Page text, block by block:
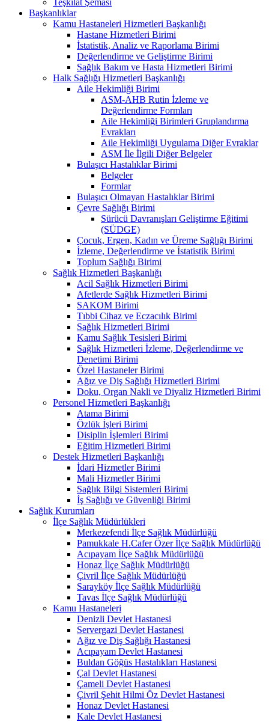
Başkanlıklar
Kamu Hastaneleri Hizmetleri Başkanlığı
Hastane Hizmetleri Birimi
İstatistik, Analiz ve Raporlama Birimi
Değerlendirme ve Geliştirme Birimi
Sağlık Bakım ve Hasta Hizmetleri Birimi
Halk Sağlığı Hizmetleri Başkanlığı
Aile Hekimliği Birimi
ASM-AHB Rutin İzleme ve
Değerlendirme Formları
Aile Hekimliği Birimleri Gruplandırma
Evrakları
Aile Hekimliği Uygulama Diğer Evraklar
ASM İle İlgili Diğer Belgeler
Bulaşıcı Hastalıklar Birimi
Belgeler
Formlar
Bulaşıcı Olmayan Hastalıklar Birimi
Çevre Sağlığı Birimi
Sürücü Davranışları Geliştirme Eğitimi
(SÜDGE)
Çocuk, Ergen, Kadın ve Üreme Sağlığı Birimi
İzleme, Değerlendirme ve İstatistik Birimi
Toplum Sağlığı Birimi
Sağlık Hizmetleri Başkanlığı
Acil Sağlık Hizmetleri Birimi
Afetlerde Sağlık Hizmetleri Birimi
SAKOM Birimi
Tıbbi Cihaz ve Eczacılık Birimi
Sağlık Hizmetleri Birimi
Kamu Sağlık Tesisleri Birimi
Sağlık Hizmetleri İzleme, Değerlendirme ve
Denetimi Birimi
Özel Hastaneler Birimi
Ağız ve Diş Sağlığı Hizmetleri Birimi
Doku, Organ Nakli ve Diyaliz Hizmetleri Birimi
Personel Hizmetleri Başkanlığı
Atama Birimi
Özlük İşleri Birimi
Disiplin İşlemleri Birimi
Eğitim Hizmetleri Birimi
Destek Hizmetleri Başkanlığı
İdari Hizmetler Birimi
Mali Hizmetler Birimi
Sağlık Bilgi Sistemleri Birimi
İş Sağlığı ve Güvenliği Birimi
Sağlık Kurumları
İlçe Sağlık Müdürlükleri
Merkezefendi İlçe Sağlık Müdürlüğü
Pamukkale H.Cafer Özer İlçe Sağlık Müdürlüğü
Acıpayam İlçe Sağlık Müdürlüğü
Honaz İlçe Sağlık Müdürlüğü
Çivril İlçe Sağlık Müdürlüğü
Sarayköy İlçe Sağlık Müdürlüğü
Tavas İlçe Sağlık Müdürlüğü
Kamu Hastaneleri
Denizli Devlet Hastanesi
Servergazi Devlet Hastanesi
Ağız ve Diş Sağlığı Hastanesi
Acıpayam Devlet Hastanesi
Buldan Göğüs Hastalıkları Hastanesi
Çal Devlet Hastanesi
Çameli Devlet Hastanesi
Çivril Şehit Hilmi Öz Devlet Hastanesi
Honaz Devlet Hastanesi
Kale Devlet Hastanesi